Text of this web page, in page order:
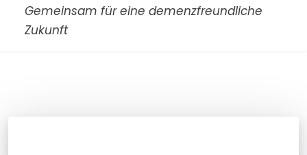
Gemeinsam für eine demenzfreundliche
Zukunft